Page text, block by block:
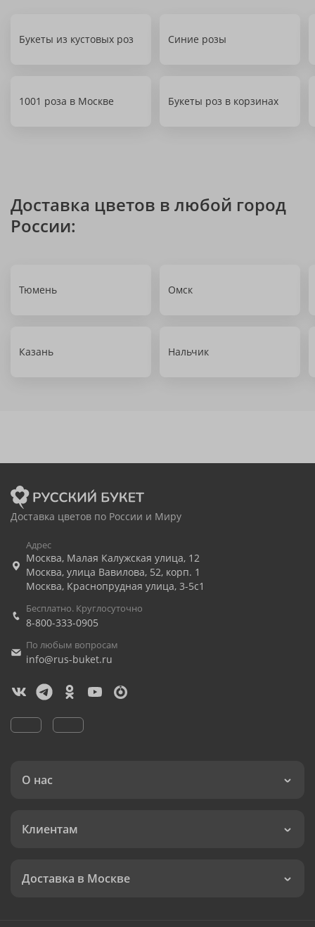
Букеты из кустовых роз Синие розы
1001 роза в Москве Букеты роз в корзинах
Доставка цветов в любой город
России:
Тюмень Омск
Казань Нальчик
Доставка цветов по России и Миру
Адрес
Москва, Малая Калужская улица, 12
Москва, улица Вавилова, 52, корп. 1
Москва, Краснопрудная улица, 3-5с1
Бесплатно. Круглосуточно
8-800-333-0905
По любым вопросам
info@rus-buket.ru
О нас
Клиентам
Доставка в Москве